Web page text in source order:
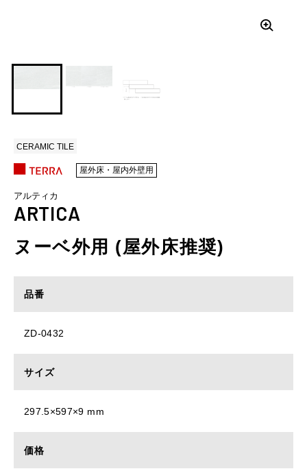
CERAMIC TILE
屋外床・屋内外壁用
アルティカ
ARTICA
ヌーベ外用 (屋外床推奨)
品番
ZD-0432
サイズ
297.5×597×9 mm
価格